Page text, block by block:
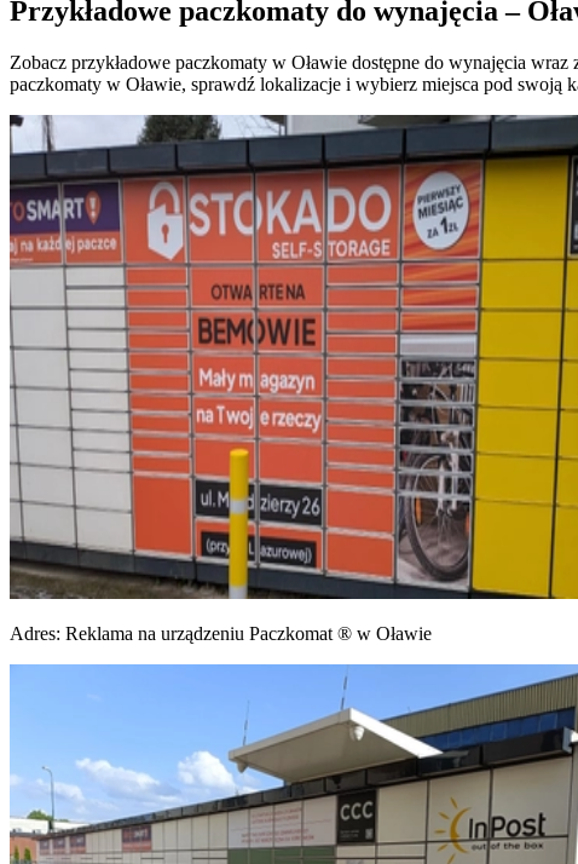
Przykładowe paczkomaty do wynajęcia –
Zobacz przykładowe paczkomaty w Oławie dostępne do wynajęcia
paczkomaty w Oławie, sprawdź lokalizacje i wybierz miejsca pod swoją
Adres: Reklama na urządzeniu Paczkomat ® w Oławie